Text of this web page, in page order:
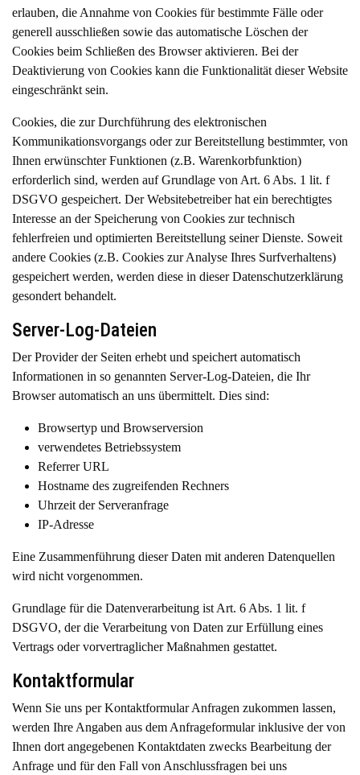
erlauben, die Annahme von Cookies für bestimmte Fälle oder
generell ausschließen sowie das automatische Löschen der
Cookies beim Schließen des Browser aktivieren. Bei der
Deaktivierung von Cookies kann die Funktionalität dieser Website
eingeschränkt sein.
Cookies, die zur Durchführung des elektronischen
Kommunikationsvorgangs oder zur Bereitstellung bestimmter, von
Ihnen erwünschter Funktionen (z.B. Warenkorbfunktion)
erforderlich sind, werden auf Grundlage von Art. 6 Abs. 1 lit. f
DSGVO gespeichert. Der Websitebetreiber hat ein berechtigtes
Interesse an der Speicherung von Cookies zur technisch
fehlerfreien und optimierten Bereitstellung seiner Dienste. Soweit
andere Cookies (z.B. Cookies zur Analyse Ihres Surfverhaltens)
gespeichert werden, werden diese in dieser Datenschutzerklärung
gesondert behandelt.
Server-Log-Dateien
Der Provider der Seiten erhebt und speichert automatisch
Informationen in so genannten Server-Log-Dateien, die Ihr
Browser automatisch an uns übermittelt. Dies sind:
Browsertyp und Browserversion
verwendetes Betriebssystem
Referrer URL
Hostname des zugreifenden Rechners
Uhrzeit der Serveranfrage
IP-Adresse
Eine Zusammenführung dieser Daten mit anderen Datenquellen
wird nicht vorgenommen.
Grundlage für die Datenverarbeitung ist Art. 6 Abs. 1 lit. f
DSGVO, der die Verarbeitung von Daten zur Erfüllung eines
Vertrags oder vorvertraglicher Maßnahmen gestattet.
Kontaktformular
Wenn Sie uns per Kontaktformular Anfragen zukommen lassen,
werden Ihre Angaben aus dem Anfrageformular inklusive der von
Ihnen dort angegebenen Kontaktdaten zwecks Bearbeitung der
Anfrage und für den Fall von Anschlussfragen bei uns